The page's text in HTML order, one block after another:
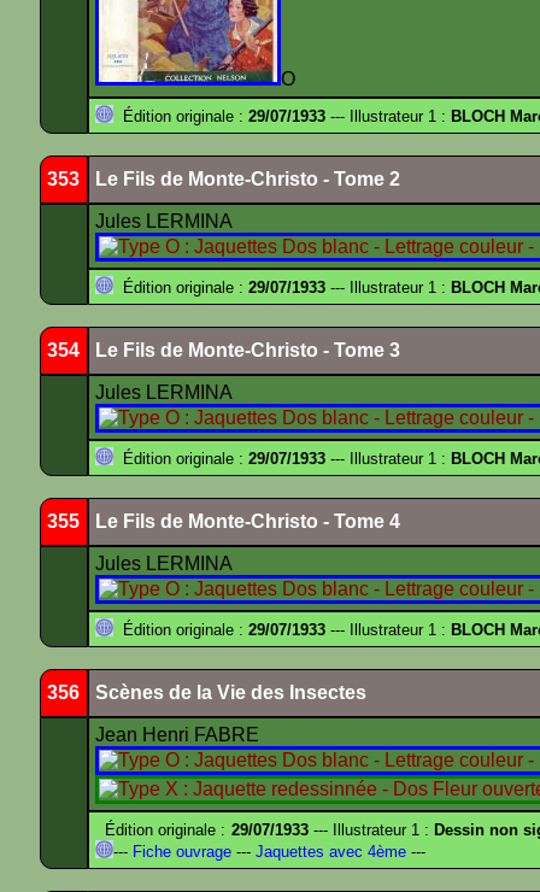
O
Édition originale : 29/07/1933 --- Illustrateur 1 : BLOCH
353 Le Fils de Monte-Christo - Tome 2
Jules LERMINA
Édition originale : 29/07/1933 --- Illustrateur 1 : BLOCH
354 Le Fils de Monte-Christo - Tome 3
Jules LERMINA
Édition originale : 29/07/1933 --- Illustrateur 1 : BLOCH
355 Le Fils de Monte-Christo - Tome 4
Jules LERMINA
Édition originale : 29/07/1933 --- Illustrateur 1 : BLOCH
356 Scènes de la Vie des Insectes
Jean Henri FABRE
Édition originale : 29/07/1933--- Illustrateur 1 : Dessin non
--- Fiche ouvrage --- Jaquettes avec 4ème ---